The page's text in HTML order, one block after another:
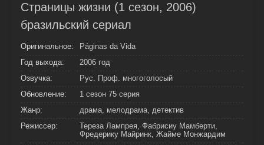
Страницы жизни (1 сезон, 2006)
бразильский сериал
Оригинальное:
Páginas da Vida
Год выхода:
2006 год
Озвучка:
Рус. Проф. многоголосый
Обновление:
1 сезон 75 серия
Жанр:
драма, мелодрама, детектив
Режиссер:
Тереза Лампрея, Фабрисиу Мамберти,
Фредерику Майринк, Жайме Монжардим